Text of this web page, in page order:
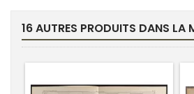
16 AUTRES PRODUITS DANS LA